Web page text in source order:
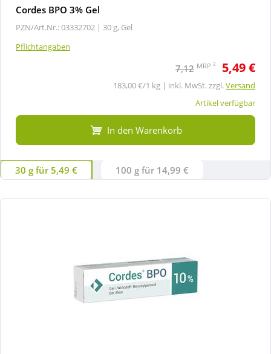
Cordes BPO 3% Gel
PZN/Art.Nr.: 03332702 | 30 g, Gel
Pflichtangaben
7,12 MRP 2 5,49 €
183,00 €/1 kg | inkl. MwSt. zzgl.Versand
Artikel verfügbar
In den Warenkorb
30 g für 5,49 € 100 g für 14,99 €